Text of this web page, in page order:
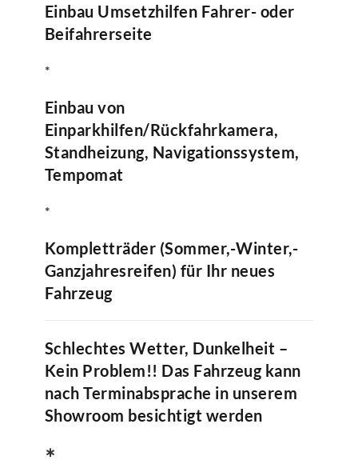
Einbau Umsetzhilfen Fahrer- oder
Beifahrerseite
*
Einbau von
Einparkhilfen/Rückfahrkamera,
Standheizung, Navigationssystem,
Tempomat
*
Kompletträder (Sommer,-Winter,-
Ganzjahresreifen) für Ihr neues
Fahrzeug
Schlechtes Wetter, Dunkelheit –
Kein Problem!! Das Fahrzeug kann
nach Terminabsprache in unserem
Showroom besichtigt werden
∗